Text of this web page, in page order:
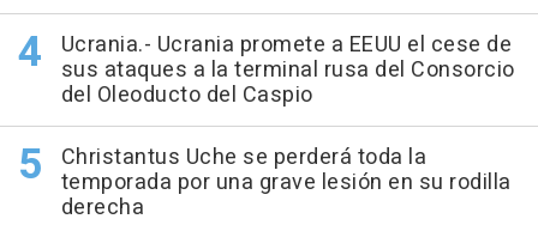
Ucrania.- Ucrania promete a EEUU el cese de
sus ataques a la terminal rusa del Consorcio
del Oleoducto del Caspio
Christantus Uche se perderá toda la
temporada por una grave lesión en su rodilla
derecha